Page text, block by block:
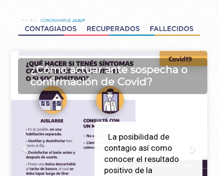
¿Cómo actuar ante sospecha o
confirmación de Covid?
La posibilidad de
contagio así como
conocer el resultado
positivo de la
Previous Next